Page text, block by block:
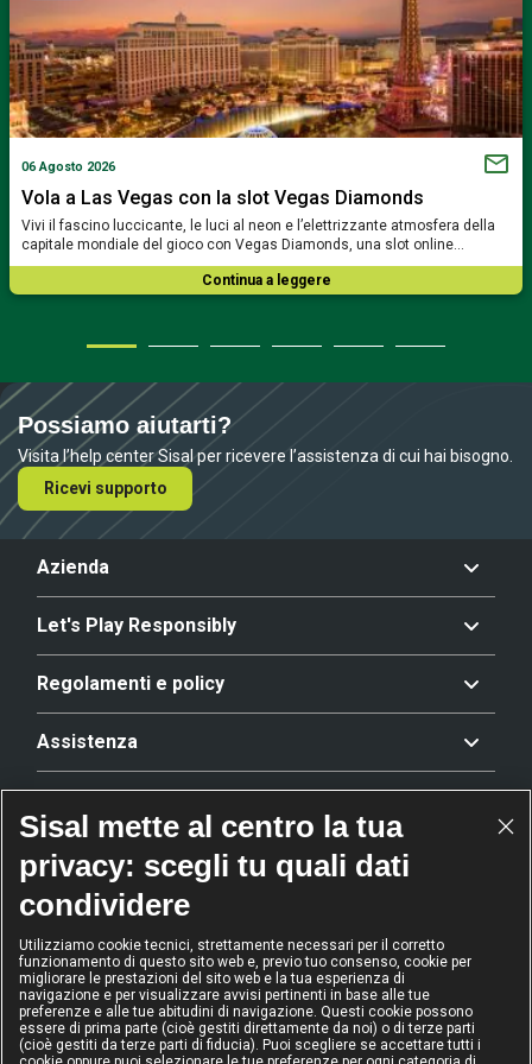
06 Agosto 2026
Vola a Las Vegas con la slot Vegas Diamonds
Vivi il fascino luccicante, le luci al neon e l’elettrizzante atmosfera della
capitale mondiale del gioco con Vegas Diamonds, una slot online…
Continua a leggere
Possiamo aiutarti?
Visita l’help center Sisal per ricevere l’assistenza di cui hai bisogno.
Ricevi supporto
Azienda
Let's Play Responsibly
Regolamenti e policy
Assistenza
Riconoscimenti
2024
Operatore
dell'anno
2024
Operatore
Scommesse
sportive
2024
Operatore di
gioco sicuro
2024
Diversity &
Inclusion
Sisal mette al centro la tua
privacy: scegli tu quali dati
condividere
Utilizziamo cookie tecnici, strettamente necessari per il corretto
funzionamento di questo sito web e, previo tuo consenso, cookie per
migliorare le prestazioni del sito web e la tua esperienza di
navigazione e per visualizzare avvisi pertinenti in base alle tue
preferenze e alle tue abitudini di navigazione. Questi cookie possono
essere di prima parte (cioè gestiti direttamente da noi) o di terze parti
(cioè gestiti da terze parti di fiducia). Puoi scegliere se accettare tutti i